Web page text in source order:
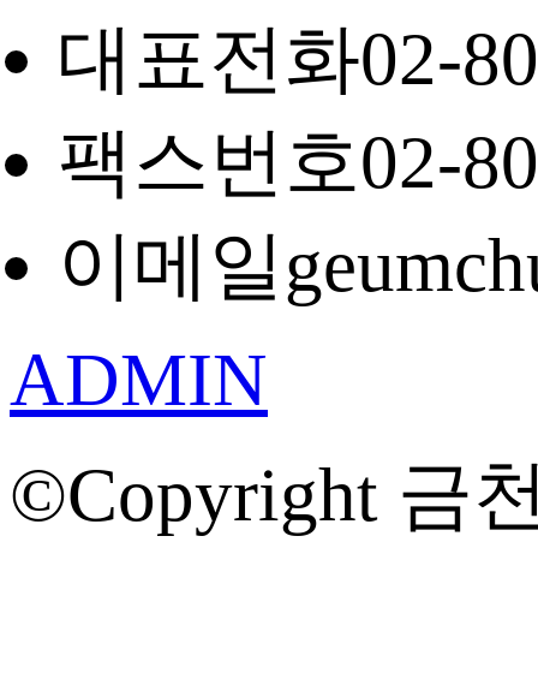
대표전화02-
팩스번호02-
이메일
ADMIN
©Copyright 금